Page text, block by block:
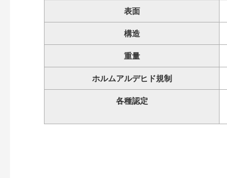
表面
構造
重量
ホルムアルデヒド規制
各種認定